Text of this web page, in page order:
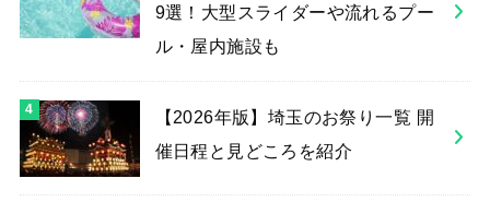
9選！大型スライダーや流れるプー
ル・屋内施設も
【2026年版】埼玉のお祭り一覧 開
催日程と見どころを紹介